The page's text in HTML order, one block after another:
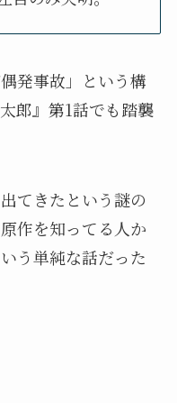
発事故」という構
郎』第1話でも踏襲
てきたという謎の
作を知ってる人か
う単純な話だった